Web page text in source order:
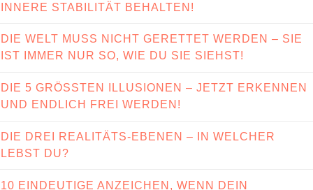
INNERE STABILITÄT BEHALTEN!
DIE WELT MUSS NICHT GERETTET WERDEN – SIE
IST IMMER NUR SO, WIE DU SIE SIEHST!
DIE 5 GRÖSSTEN ILLUSIONEN – JETZT ERKENNEN
UND ENDLICH FREI WERDEN!
DIE DREI REALITÄTS-EBENEN – IN WELCHER
LEBST DU?
10 EINDEUTIGE ANZEICHEN, WENN DEIN